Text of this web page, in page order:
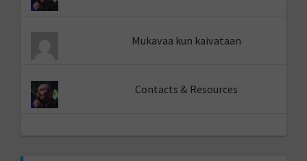
Mukavaa kun kaivataan
Contacts & Resources